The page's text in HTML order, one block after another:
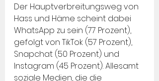
Der Hauptverbreitungsweg von
Hass und Häme scheint dabei
WhatsApp zu sein (77 Prozent),
gefolgt von TikTok (57 Prozent),
Snapchat (50 Prozent) und
Instagram (45 Prozent). Allesamt
soziale Medien, die die